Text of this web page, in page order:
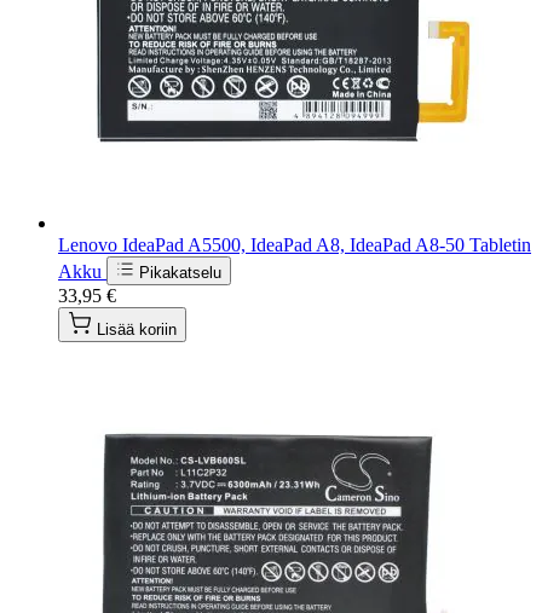
Lenovo IdeaPad A5500, IdeaPad A8, IdeaPad A8-50 Tabletin
Akku
Pikakatselu
33,95 €
Lisää koriin